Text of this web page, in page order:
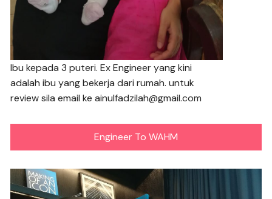
Ibu kepada 3 puteri. Ex Engineer yang kini
adalah ibu yang bekerja dari rumah. untuk
review sila email ke ainulfadzilah@gmail.com
Engineer To WAHM